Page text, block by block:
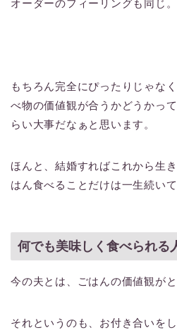
オーダーのフィーリングも同じ。
もちろん完全にぴったりじゃな
べ物の価値観が合うかどうかっ
らい大事だなぁと思います。
ほんと、結婚すればこれから生
はん食べることだけは一生続いて
何でも美味しく食べられる
今の夫とは、ごはんの価値観が
それというのも、お付き合いを